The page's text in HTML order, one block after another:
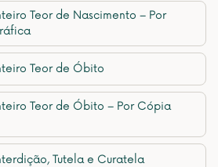
Teor de Nascimento – Por
Teor de Óbito
Teor de Óbito – Por Cópia
Tutela e Curatela